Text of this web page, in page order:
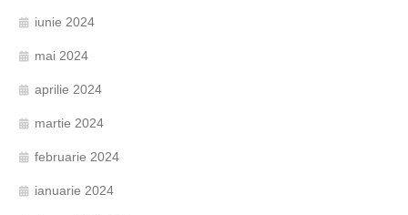
iunie 2024
mai 2024
aprilie 2024
martie 2024
februarie 2024
ianuarie 2024